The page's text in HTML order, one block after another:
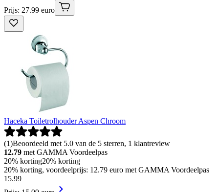
Prijs: 27.99 euro
Haceka Toiletrolhouder Aspen Chroom
(1)Beoordeeld met 5.0 van de 5 sterren, 1 klantreview
12.79 met GAMMA Voordeelpas
20% korting20% korting
20% korting, voordeelprijs: 12.79 euro met GAMMA Voordeelpas
15.99